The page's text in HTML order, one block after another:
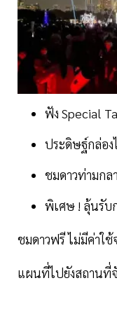
ฟัง Special
ประดิษฐ์กล่อง
ชมดาวท่ามกล
พิเศษ ! ลุ้นรับ
ชมดาวฟรี ไม่มีค่าใ
แผนที่ไปยังสถานที่